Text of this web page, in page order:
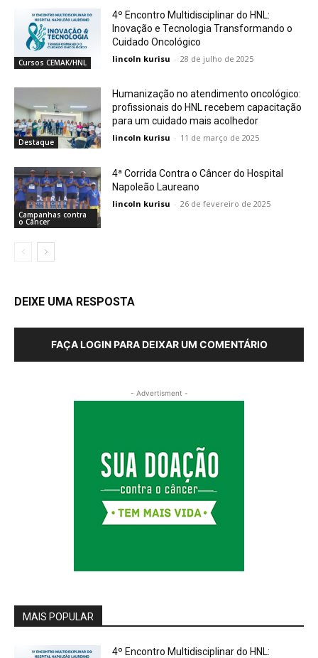
Cursos CEMAK/HNL
4º Encontro Multidisciplinar do HNL:
Inovação e Tecnologia Transformando o
Cuidado Oncológico
lincoln kurisu - 28 de julho de 2025
Destaque
Humanização no atendimento oncológico:
profissionais do HNL recebem capacitação
para um cuidado mais acolhedor
lincoln kurisu - 11 de março de 2025
Campanhas contra
o Câncer
4ª Corrida Contra o Câncer do Hospital
Napoleão Laureano
lincoln kurisu - 26 de fevereiro de 2025
DEIXE UMA RESPOSTA
FAÇA LOGIN PARA DEIXAR UM COMENTÁRIO
- Advertisment -
MAIS POPULAR
4º Encontro Multidisciplinar do HNL: